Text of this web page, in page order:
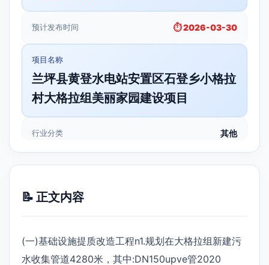
预计发布时间 ⏱️ 2026-03-30
项目名称
兰坪县黄登水电站安置区石登乡小格拉
村大格拉组美丽家园建设项目
行业分类 其他
📝 正文内容
(一)基础设施提质改造工程n1.规划在大格拉组新建污
水收集管道4280米，其中:DN150upve管2020